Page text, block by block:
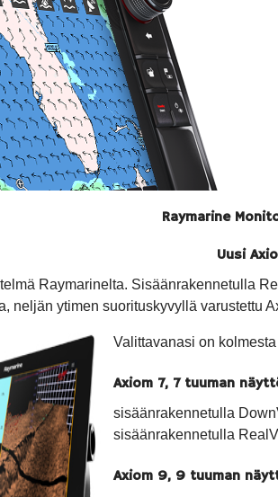
Raymarine
Uusi
Raymarinelta. Sisäänrakennetulla
neljän ytimen suorituskyvyllä varustettu
Valittavanasi on
Axiom 7, 7 tuuman
sisäänrakennetulla
sisäänrakennetulla
Axiom 9, 9 tuuman